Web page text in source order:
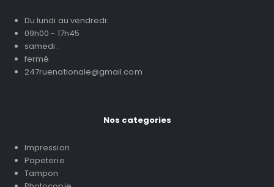
Du lundi au vendredi:
09h00 - 17h45
samedi :
fermé
247ruenationale@gmail.com
Nos categories
Impression
Papeterie
Tampon